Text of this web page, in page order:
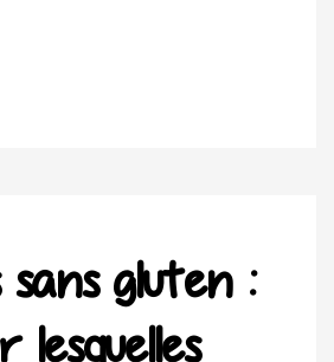
sans gluten :
lesquelles